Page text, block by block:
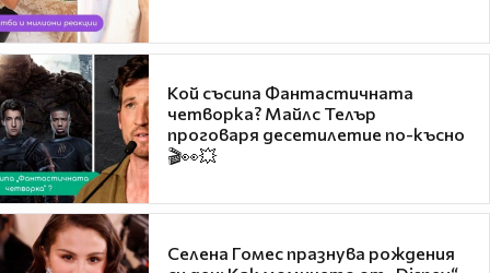
Кой съсипа Фантастичната
четворка? Майлс Телър
проговаря десетилетие по-късно
🎬👀💥
Селена Гомес празнува рождения